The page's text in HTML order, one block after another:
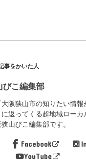
事をかいた人
びこ編集部
大阪狭山市の知りたい情
に返ってくる超地域ロー
山びこ編集部です。
Facebook
YouTube